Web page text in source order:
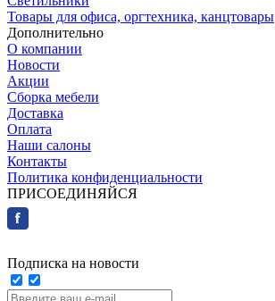
Товары для офиса, оргтехника, канцтовары
Дополнительно
О компании
Новости
Акции
Сборка мебели
Доставка
Оплата
Наши салоны
Контакты
Политика конфиденциальности
ПРИСОЕДИНЯЙСЯ
Подписка на новости